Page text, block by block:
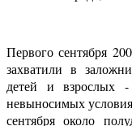
Первого сентября
захватили в
детей и взрослых
невыносимых
сентября около